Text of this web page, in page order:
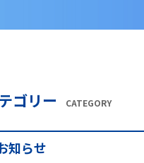
ゴリー CATEGORY
知らせ